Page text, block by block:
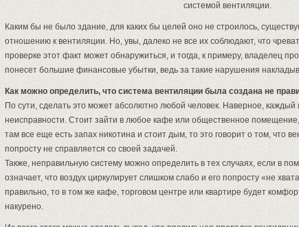
системой вентиляции.
Каким бы не было здание, для каких бы целей оно не строилось,
отношению к вентиляции. Но, увы, далеко не все их соблюдают, что
проверке этот факт может обнаружиться, и тогда, к примеру, владелец
понесет большие финансовые убытки, ведь за такие нарушения
Как можно определить, что система вентиляции была создана не
По сути, сделать это может абсолютно любой человек. Наверное, каждый
неисправности. Стоит зайти в любое кафе или общественное
там все еще есть запах никотина и стоит дым, то это говорит о том, что
попросту не справляется со своей задачей.
Также, неправильную систему можно определить в тех случаях, если в
означает, что воздух циркулирует слишком слабо и его попросту «не
правильно, то в том же кафе, торговом центре или квартире будет
накурено.